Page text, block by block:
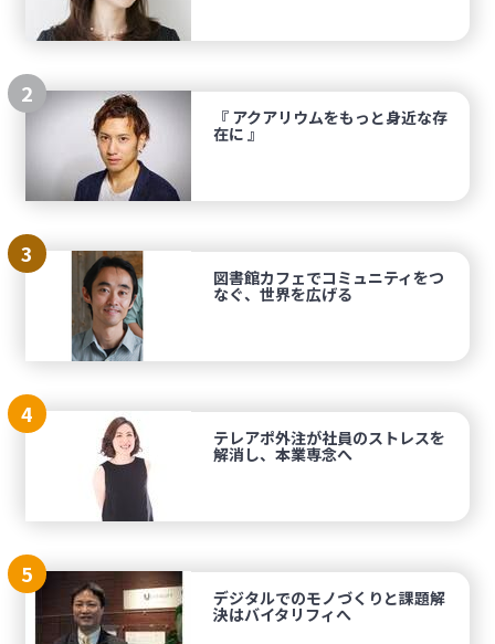
2
『 アクアリウムをもっと身近な存
在に 』
3
図書館カフェでコミュニティをつ
なぐ、世界を広げる
4
テレアポ外注が社員のストレスを
解消し、本業専念へ
5
デジタルでのモノづくりと課題解
決はバイタリフィへ